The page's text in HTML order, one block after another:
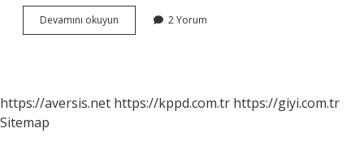
Devamını okuyun
İSmail
2 Yorum
https://aversis.net https://kppd.com.tr https://giyi.com.tr
Sitemap